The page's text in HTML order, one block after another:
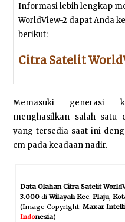
Informasi lebih lengkap
WorldView-2 dapat Anda
berikut:
Citra Satelit
Memasuki generasi
menghasilkan salah satu
yang tersedia saat ini
cm pada keadaan nadir.
Data Olahan Citra Satelit
3.000 diWilayah Kec.Plaju,
(Image Copyright:Maxar
Indonesia)